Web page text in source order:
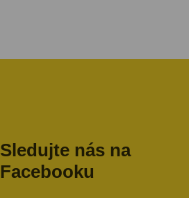
Sledujte nás na
Facebooku